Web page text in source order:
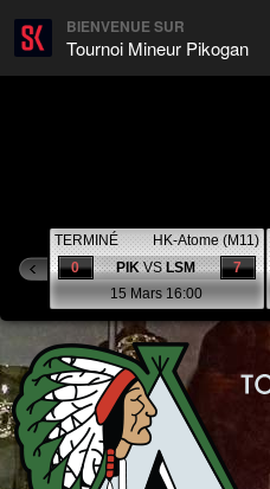
BIENVENUE SUR
Tournoi Mineur Pikogan
TERMINÉ
HK-Atome (M11)
7
0 PIKVSLSM
15 Mars 16:00